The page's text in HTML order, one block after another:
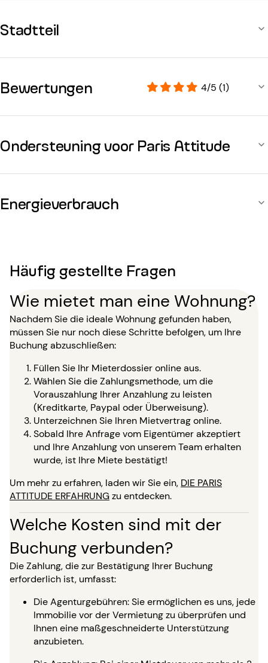
Stadtteil
Bewertungen 4/5 (1)
Ondersteuning voor Paris Attitude
Energieverbrauch
Häufig gestellte Fragen
Wie mietet man eine Wohnung?
Nachdem Sie die ideale Wohnung gefunden haben,
müssen Sie nur noch diese Schritte befolgen, um Ihre
Buchung abzuschließen:
Füllen Sie Ihr Mieterdossier online aus.
Wählen Sie die Zahlungsmethode, um die
Vorauszahlung Ihrer Anzahlung zu leisten
(Kreditkarte, Paypal oder Überweisung).
Unterzeichnen Sie Ihren Mietvertrag online.
Sobald Ihre Anfrage vom Eigentümer akzeptiert
und Ihre Anzahlung von unserem Team erhalten
wurde, ist Ihre Miete bestätigt!
Um mehr zu erfahren, laden wir Sie ein, DIE PARIS
ATTITUDE ERFAHRUNGzu entdecken.
Welche Kosten sind mit der
Buchung verbunden?
Die Zahlung, die zur Bestätigung Ihrer Buchung
erforderlich ist, umfasst:
Die Agenturgebühren: Sie ermöglichen es uns, jede
Immobilie vor der Vermietung zu überprüfen und
Ihnen eine maßgeschneiderte Unterstützung
anzubieten.